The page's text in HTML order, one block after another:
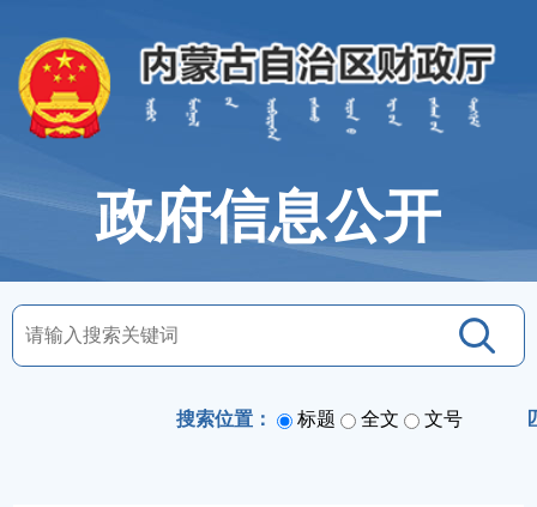
政府信息公开
搜索位置： 标题 全文 文号